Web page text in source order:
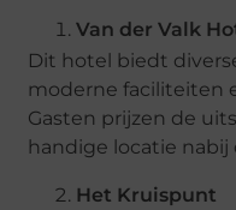
Van der Valk
Dit hotel biedt
moderne faciliteiten
Gasten prijzen de
handige locatie nabij
Het Kruispunt